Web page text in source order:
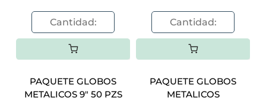
PAQUETE GLOBOS
METALICOS 9" 50 PZS
PAQUETE GLOBOS
METALICOS